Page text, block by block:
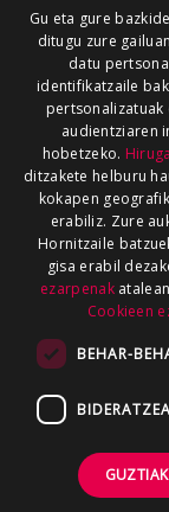
Gu eta gure
ditugu zure
datu
identifikatzaile
pertsonalizatuak
audientziaren
hobetzeko.
ditzakete helburu
kokapen
erabiliz. Zure
Hornitzaile
gisa erabil
ezarpenak
Cookieen
BEHAR-
BIDERATZEA